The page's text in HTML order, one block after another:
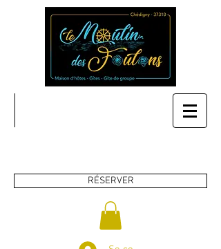
RÉSERVER